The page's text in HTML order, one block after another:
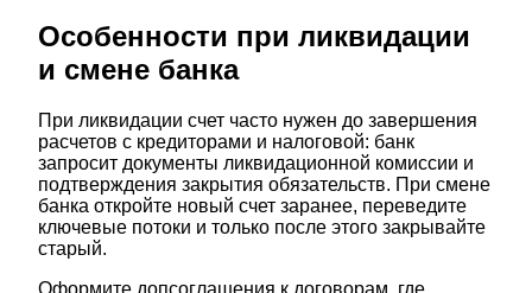
Особенности при ликвидации
и смене банка
При ликвидации счет часто нужен до завершения
расчетов с кредиторами и налоговой: банк
запросит документы ликвидационной комиссии и
подтверждения закрытия обязательств. При смене
банка откройте новый счет заранее, переведите
ключевые потоки и только после этого закрывайте
старый.
Оформите допсоглашения к договорам, где